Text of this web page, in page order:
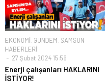
EKONOMİ, GÜNDEM, SAMSUN
HABERLERİ
27 Şubat 2024 15:56
Enerji çalışanları HAKLARINI
İSTİYOR!